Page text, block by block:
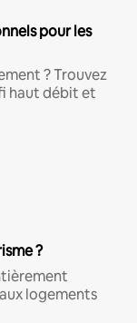
pour les
? Trouvez
haut débit et
?
logements